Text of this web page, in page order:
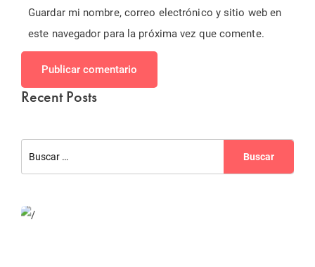
Guardar mi nombre, correo electrónico y sitio web en
este navegador para la próxima vez que comente.
Publicar comentario
Recent Posts